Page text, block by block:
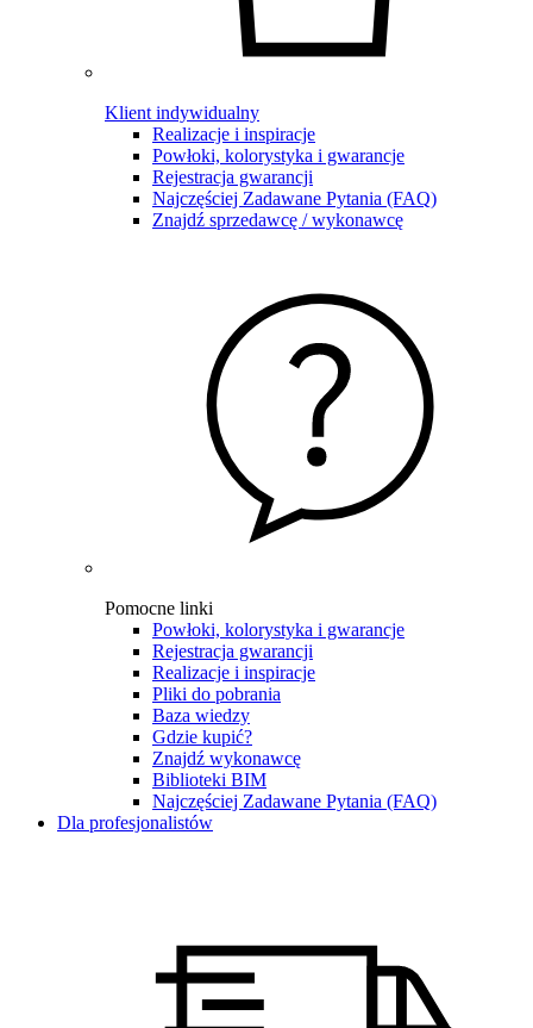
Klient indywidualny
Realizacje i inspiracje
Powłoki, kolorystyka i gwarancje
Rejestracja gwarancji
Najczęściej Zadawane Pytania (FAQ)
Znajdź sprzedawcę / wykonawcę
Pomocne linki
Powłoki, kolorystyka i gwarancje
Rejestracja gwarancji
Realizacje i inspiracje
Pliki do pobrania
Baza wiedzy
Gdzie kupić?
Znajdź wykonawcę
Biblioteki BIM
Najczęściej Zadawane Pytania (FAQ)
Dla profesjonalistów